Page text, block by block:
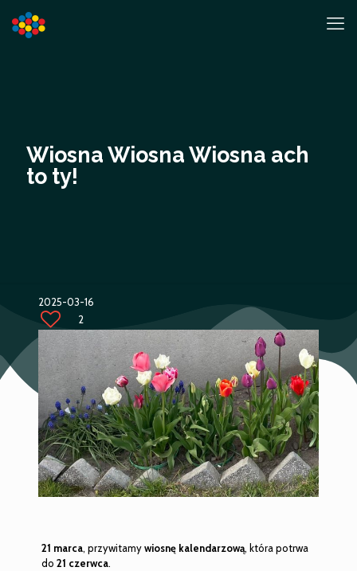
Wiosna Wiosna Wiosna ach
to ty!
2025-03-16
2
21 marca, przywitamywiosnę kalendarzową, która potrwa
do 21 czerwca.